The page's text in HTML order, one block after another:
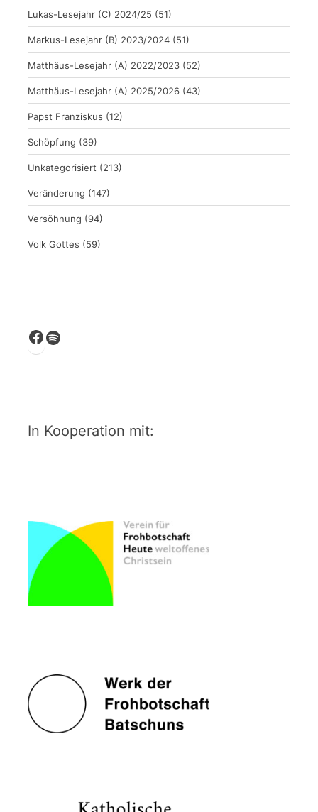
Lukas-Lesejahr (C) 2024/25 (51)
Markus-Lesejahr (B) 2023/2024 (51)
Matthäus-Lesejahr (A) 2022/2023 (52)
Matthäus-Lesejahr (A) 2025/2026 (43)
Papst Franziskus (12)
Schöpfung (39)
Unkategorisiert (213)
Veränderung (147)
Versöhnung (94)
Volk Gottes (59)
Facebook
Spotify
In Kooperation mit: